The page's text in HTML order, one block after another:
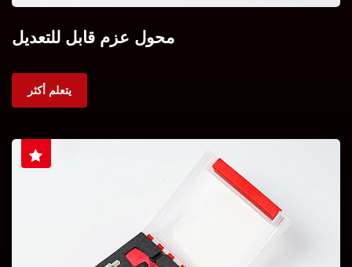
محول عزم قابل للتعديل
يتعلم أكثر